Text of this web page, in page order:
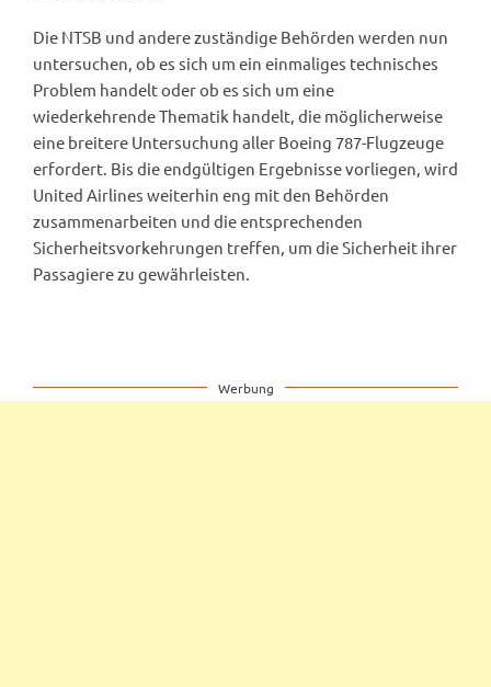
Die NTSB und andere zuständige Behörden werden nun
untersuchen, ob es sich um ein einmaliges technisches
Problem handelt oder ob es sich um eine
wiederkehrende Thematik handelt, die möglicherweise
eine breitere Untersuchung aller Boeing 787-Flugzeuge
erfordert. Bis die endgültigen Ergebnisse vorliegen, wird
United Airlines weiterhin eng mit den Behörden
zusammenarbeiten und die entsprechenden
Sicherheitsvorkehrungen treffen, um die Sicherheit ihrer
Passagiere zu gewährleisten.
Werbung